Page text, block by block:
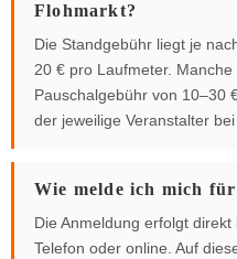
Flohmarkt?
Die Standgebühr liegt je
20 € pro Laufmeter.
Pauschalgebühr von 10–30
der jeweilige Veranstalter
Wie melde ich mich
Die Anmeldung erfolgt
Telefon oder online. Auf